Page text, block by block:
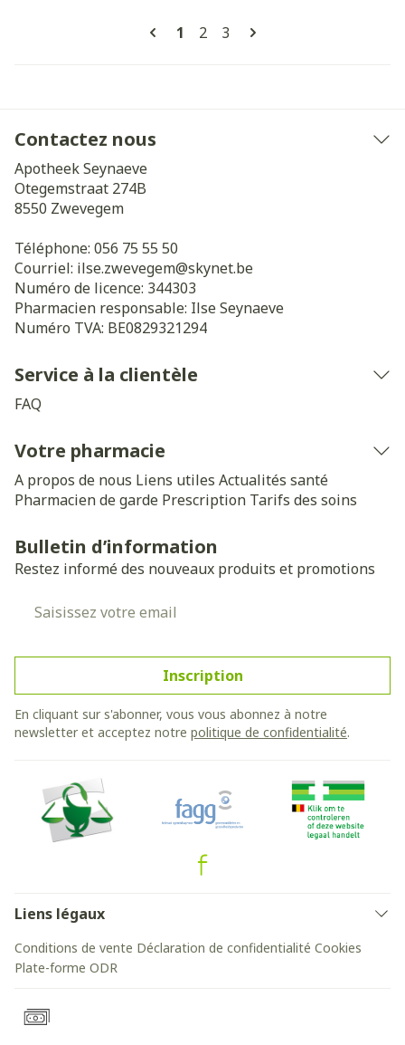
Pages
Vous lisez actuellement la
1 Page
2 Page
3
Contactez nous
Apotheek Seynaeve
Otegemstraat 274B
8550 Zwevegem
Téléphone: 056 75 55 50
Courriel: ilse.zwevegem@skynet.be
Numéro de licence: 344303
Pharmacien responsable: Ilse Seynaeve
Numéro TVA: BE0829321294
Service à la clientèle
FAQ
Votre pharmacie
A propos de nous Liens utiles Actualités santé
Pharmacien de garde Prescription Tarifs des soins
Bulletin d’information
Restez informé des nouveaux produits et promotions
Inscription
En cliquant sur s'abonner, vous vous abonnez à notre
newsletter et acceptez notre politique de confidentialité.
Liens légaux
Conditions de vente Déclaration de confidentialité Cookies
Plate-forme ODR